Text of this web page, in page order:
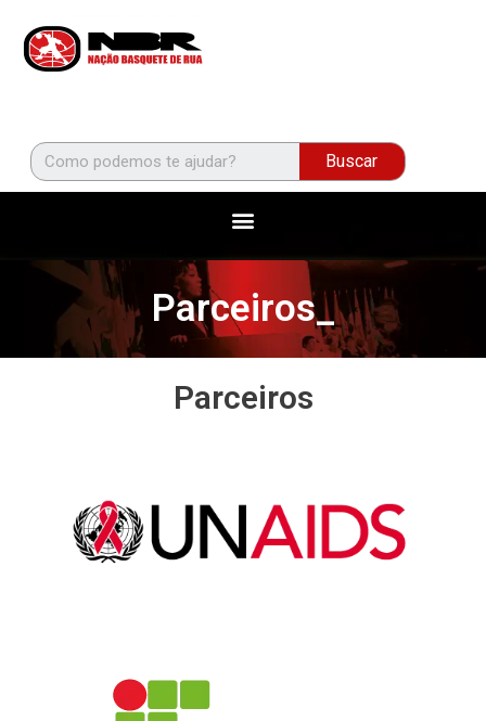
Buscar
Parceiros_
Parceiros